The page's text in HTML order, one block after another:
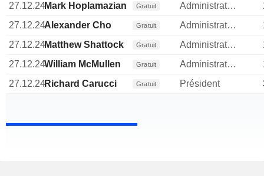
27.12.24Mark Hoplamazian Gratuit Administrateur
27.12.24Alexander Cho Gratuit Administrateur
27.12.24Matthew Shattock Gratuit Administrateur
27.12.24William McMullen Gratuit Administrateur
27.12.24Richard Carucci Gratuit Président